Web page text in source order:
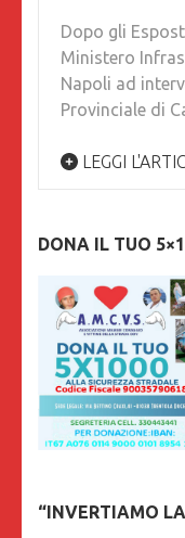
Dopo gli
Ministero
Napoli ad
Provinciale di
LEGGI
DONA IL TUO
“INVERTIAMO